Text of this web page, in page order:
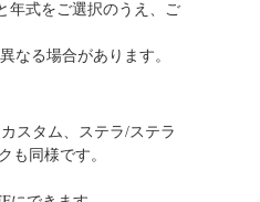
年式をご選択のうえ、ご
なる場合があります。
スタム、ステラ/ステラ
も同様です。